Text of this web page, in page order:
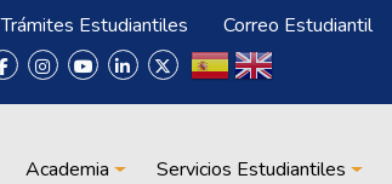
Trámites Estudiantiles Correo Estudiantil
Academia Servicios Estudiantiles